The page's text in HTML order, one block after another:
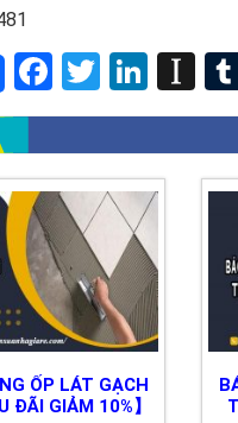
Facebook
Twitter
ỐP LÁT GẠCH
ĐÃI GIẢM 10%】